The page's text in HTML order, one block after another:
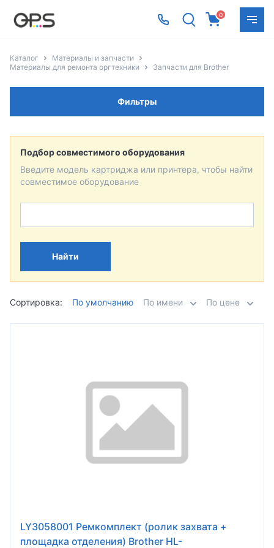
0
Каталог
Материалы и запчасти
Материалы для ремонта оргтехники
Запчасти для Brother
Фильтры
Подбор совместимого оборудования
Введите модель картриджа или принтера, чтобы найти
совместимое оборудование
Найти
Сортировка: По умолчанию По имени По цене
LY3058001 Ремкомплект (ролик захвата +
площадка отделения) Brother HL-